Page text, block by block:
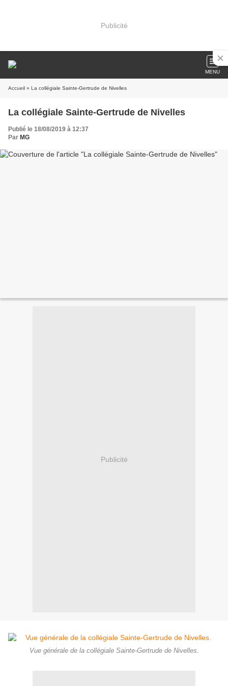
Publicité
MENU
Accueil » La collégiale Sainte-Gertrude de Nivelles
La collégiale Sainte-Gertrude de Nivelles
Publié le 18/08/2019 à 12:37
Par MG
Publicité
Vue générale de la collégiale Sainte-Gertrude de Nivelles.